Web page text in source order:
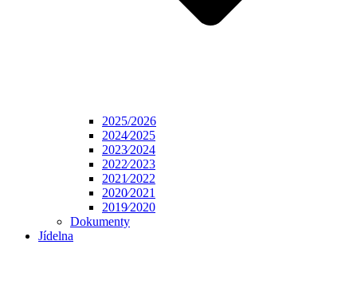
2025/2026
2024⁄2025
2023⁄2024
2022⁄2023
2021⁄2022
2020⁄2021
2019⁄2020
Dokumenty
Jídelna